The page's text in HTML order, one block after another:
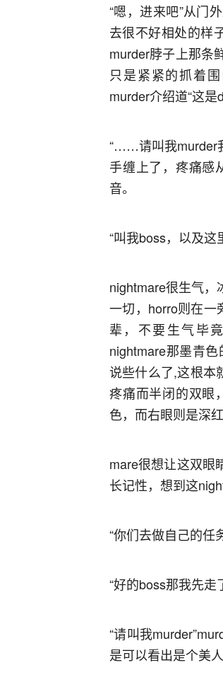
“嗯，进来吧”从门
去很不好相处的样
murder脖子上那条
只是紧紧的抓着
murder介绍道“这
“……请叫我murder
手缠上了，疼痛感
音。
“叫我boss，以及这
nightmare很生气，
一切，horro则在
辈，不要生气毕
nightmare那墨青
说些什么了,这根本
疼痛而半闭的双眼
色，而右眼则是深
mare很想让这双
长记性，想到这
“你们去做自己的任
“好的boss那我先
“请叫我
是可以看出是个美人